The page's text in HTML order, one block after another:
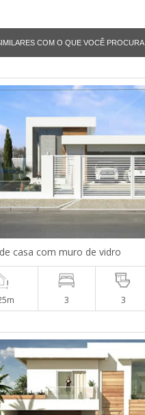
COM O QUE VOCÊ PROCURA
casa com muro de vidro
3 3